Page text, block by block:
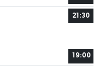
21:30
19:00